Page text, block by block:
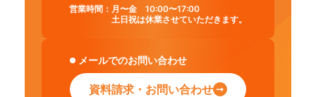
営業時間： 月〜金 10:00〜17:00
土日祝は休業させていただきます。
メールでのお問い合わせ
資料請求・お問い合わせ